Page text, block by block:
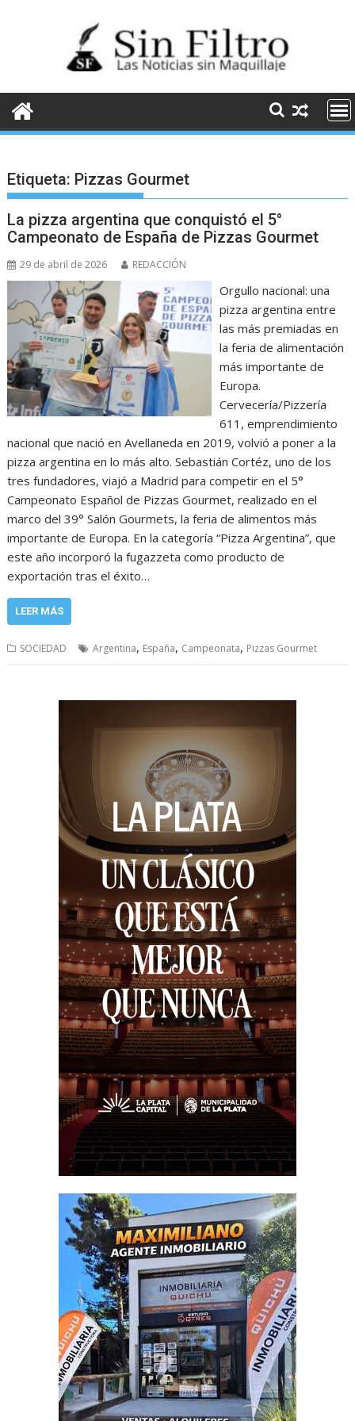
Etiqueta: Pizzas Gourmet
La pizza argentina que conquistó el 5°
Campeonato de España de Pizzas Gourmet
29 de abril de 2026 REDACCIÓN
Orgullo nacional: una
pizza argentina entre
las más premiadas en
la feria de alimentación
más importante de
Europa.
Cervecería/Pizzería
611, emprendimiento
nacional que nació en Avellaneda en 2019, volvió a poner a la
pizza argentina en lo más alto. Sebastián Cortéz, uno de los
tres fundadores, viajó a Madrid para competir en el 5°
Campeonato Español de Pizzas Gourmet, realizado en el
marco del 39° Salón Gourmets, la feria de alimentos más
importante de Europa. En la categoría “Pizza Argentina”, que
este año incorporó la fugazzeta como producto de
exportación tras el éxito…
LEER MÁS
SOCIEDAD Argentina, España, Campeonata, Pizzas Gourmet